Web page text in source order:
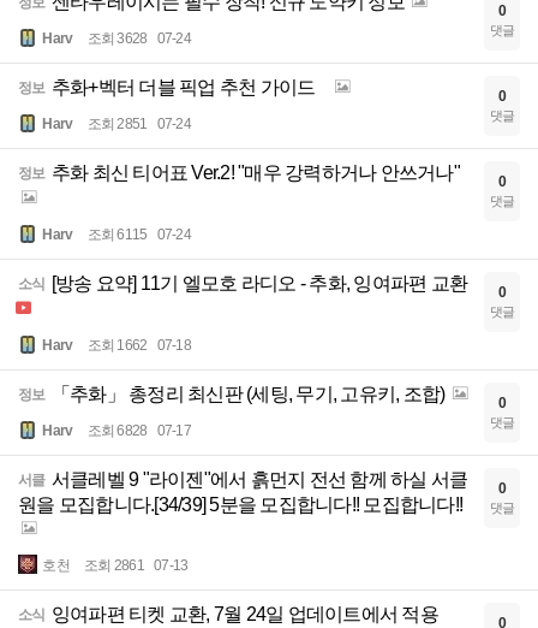
Harv 조회 3628 07-24
0
댓글
정보 추화+벡터 더블 픽업 추천 가이드
Harv 조회 2851 07-24
0
댓글
정보 추화 최신 티어표 Ver.2! "매우 강력하거나 안쓰거나"
Harv 조회 6115 07-24
0
댓글
소식 [방송 요약] 11기 엘모호 라디오 - 추화, 잉여파편 교환
Harv 조회 1662 07-18
0
댓글
정보 「추화」 총정리 최신판 (세팅, 무기, 고유키, 조합)
Harv 조회 6828 07-17
0
댓글
서클 서클레벨 9 "라이젠"에서 흙먼지 전선 함께 하실 서클
원을 모집합니다.[34/39] 5분을 모집합니다!! 모집합니다!!
호천 조회 2861 07-13
0
댓글
소식 잉여파편 티켓 교환, 7월 24일 업데이트에서 적용 0